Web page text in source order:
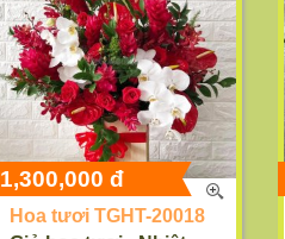
Hoa tươi TGHT-20018
1,300,000 đ